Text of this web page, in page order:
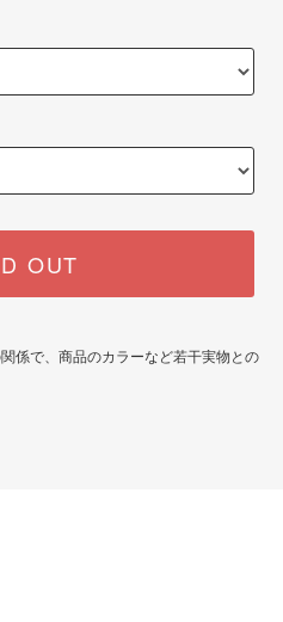
OUT
係で、商品のカラーなど若干実物との